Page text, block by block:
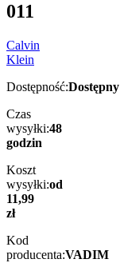
011
Calvin
Klein
Dostępność:Dostępny
Czas
wysyłki:48
godzin
Koszt
wysyłki:od
11,99
zł
Kod
producenta:VADIM